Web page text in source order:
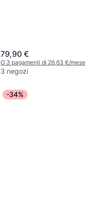
79,90 €
O 3 pagamenti di 26,63 €/mese
3 negozi
-34%